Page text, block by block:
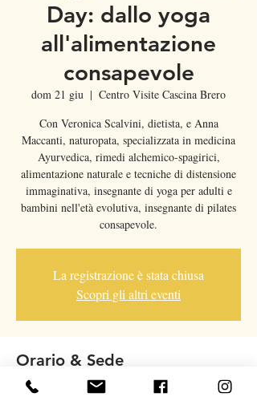
Day: dallo yoga
all'alimentazione
consapevole
dom 21 giu
  |
Centro Visite Cascina Brero
Con Veronica Scalvini, dietista, e Anna
Maccanti, naturopata, specializzata in medicina
Ayurvedica, rimedi alchemico-spagirici,
alimentazione naturale e tecniche di distensione
immaginativa, insegnante di yoga per adulti e
bambini nell'età evolutiva, insegnante di pilates
consapevole.
La registrazione è stata chiusa
Scopri gli altri eventi
Orario & Sede
21 giu 2020, 10:00 – 12:30